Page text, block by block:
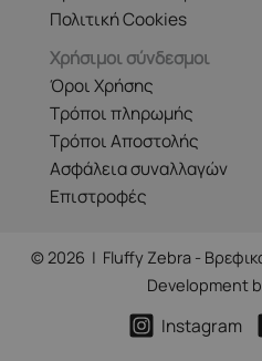
Πολιτική Cookies
Χρήσιμοι σύνδεσμοι
Όροι Χρήσης
Τρόποι πληρωμής
Τρόποι Αποστολής
Ασφάλεια συναλλαγών
Επιστροφές
© 2026 | Fluffy Zebra -
Development
Instagram